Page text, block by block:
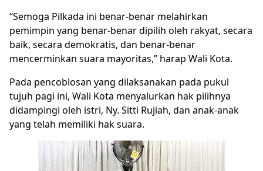
“Semoga Pilkada ini benar-benar melahirkan
pemimpin yang benar-benar dipilih oleh rakyat, secara
baik, secara demokratis, dan benar-benar
mencerminkan suara mayoritas,” harap Wali Kota.
Pada pencoblosan yang dilaksanakan pada pukul
tujuh pagi ini, Wali Kota menyalurkan hak pilihnya
didampingi oleh istri, Ny. Sitti Rujiah, dan anak-anak
yang telah memiliki hak suara.